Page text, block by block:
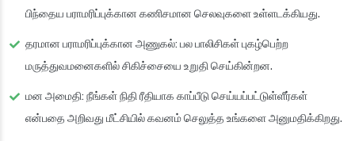
பிந்தைய பராமரிப்புக்கான கணிசமான செலவுகளை உள்ளடக்கியது.
தரமான பராமரிப்புக்கான அணுகல்: பல பாலிசிகள் புகழ்பெற்ற
மருத்துவமனைகளில் சிகிச்சையை உறுதி செய்கின்றன.
மன அமைதி: நீங்கள் நிதி ரீதியாக காப்பீடு செய்யப்பட்டுள்ளீர்கள்
என்பதை அறிவது மீட்சியில் கவனம் செலுத்த உங்களை அனுமதிக்கிறது.